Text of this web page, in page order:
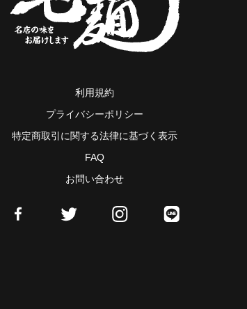
利用規約
プライバシーポリシー
特定商取引に関する法律に基づく表示
FAQ
お問い合わせ